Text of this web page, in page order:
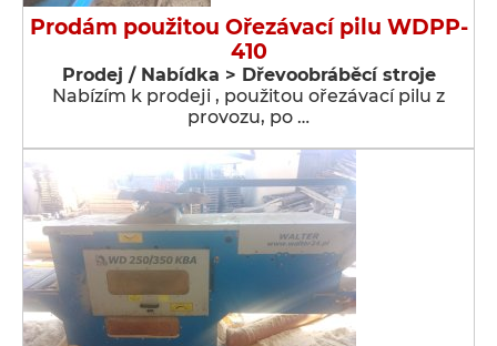
Prodám použitou Ořezávací pilu WDPP-
410
Prodej / Nabídka > Dřevoobráběcí stroje
Nabízím k prodeji , použitou ořezávací pilu z
provozu, po …